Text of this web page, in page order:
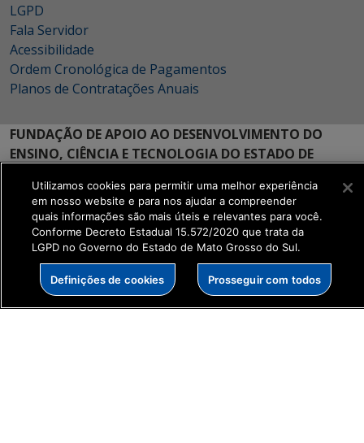
LGPD
Fala Servidor
Acessibilidade
Ordem Cronológica de Pagamentos
Planos de Contratações Anuais
FUNDAÇÃO DE APOIO AO DESENVOLVIMENTO DO
ENSINO, CIÊNCIA E TECNOLOGIA DO ESTADO DE
Rua Sete de Setembro 1606
Centro - Campo Grande | MS
CEP: 79002-130
MAPA
Utilizamos cookies para permitir uma melhor experiência
em nosso website e para nos ajudar a compreender
quais informações são mais úteis e relevantes para você.
Conforme Decreto Estadual 15.572/2020 que trata da
LGPD no Governo do Estado de Mato Grosso do Sul.
Definições de cookies Prosseguir com todos